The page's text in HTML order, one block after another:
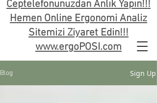
Ceptelefonunuzdan Anlık Yapın!!!
Hemen Online Ergonomi Analiz
Sitemizi Ziyaret Edin!!!
www.ergoPOSI.com
Blog Sign Up